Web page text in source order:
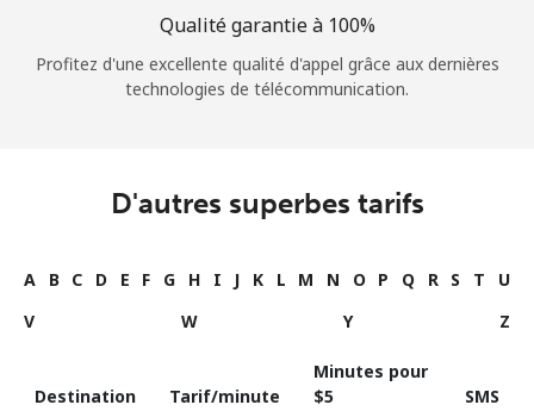
Qualité garantie à 100%
Profitez d'une excellente qualité d'appel grâce aux dernières
technologies de télécommunication.
D'autres superbes tarifs
A B C D E F G H I J K L M N O P Q R S T
U
V
W Y Z
Destination Tarif/minute
Minutes pour
⁦$5⁩
SMS